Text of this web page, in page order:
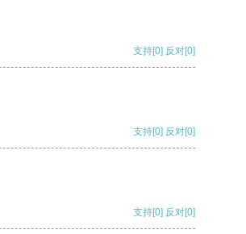
支持[0] 反对[0]
支持[0] 反对[0]
支持[0] 反对[0]